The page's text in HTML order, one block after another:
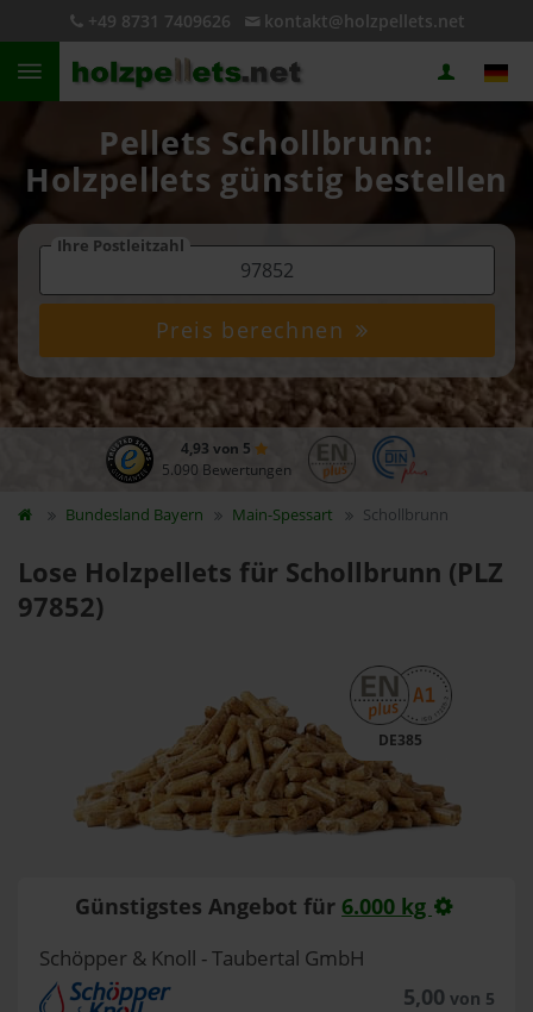
+49 8731 7409626 kontakt@holzpellets.net
Pellets Schollbrunn:
Holzpellets günstig bestellen
Ihre Postleitzahl
Preis berechnen
4,93 von 5
5.090 Bewertungen
Bundesland Bayern Main-Spessart Schollbrunn
Lose Holzpellets für Schollbrunn (PLZ
97852)
DE385
Günstigstes Angebot für 6.000 kg
Schöpper & Knoll - Taubertal GmbH
5,00 von 5